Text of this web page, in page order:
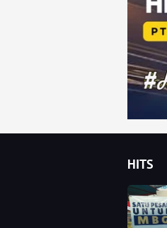
HITS